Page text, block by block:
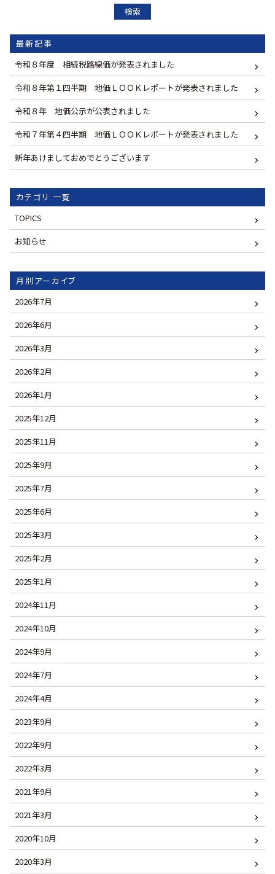
検索
最新記事
令和８年度 相続税路線価が発表されました
令和８年第１四半期 地価ＬＯＯＫレポートが発表されました
令和８年 地価公示が公表されました
令和７年第４四半期 地価ＬＯＯＫレポートが発表されました
新年あけましておめでとうございます
カテゴリ 一覧
TOPICS
お知らせ
月別アーカイブ
2026年7月
2026年6月
2026年3月
2026年2月
2026年1月
2025年12月
2025年11月
2025年9月
2025年7月
2025年6月
2025年3月
2025年2月
2025年1月
2024年11月
2024年10月
2024年9月
2024年7月
2024年4月
2023年9月
2022年9月
2022年3月
2021年9月
2021年3月
2020年10月
2020年3月